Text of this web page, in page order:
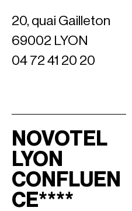
20, quai Gailleton
69002 LYON
04 72 41 20 20
NOVOTEL
LYON
CONFLUEN
CE****